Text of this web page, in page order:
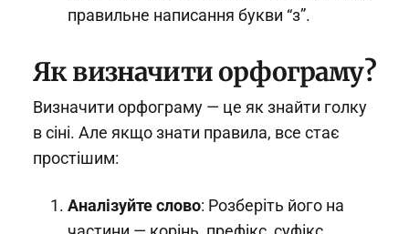
правильне написання букви “з”.
Як визначити орфограму?
Визначити орфограму — це як знайти голку
в сіні. Але якщо знати правила, все стає
простішим:
Аналізуйте слово: Розберіть його на